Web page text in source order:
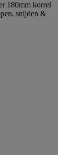
180mm korrel
snijden &